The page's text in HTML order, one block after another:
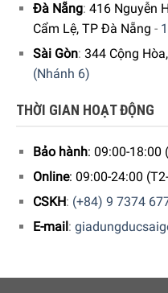
Đà Nẵng: 416 Nguyễn
Cẩm Lệ, TP Đà Nẵng -
Sài Gòn: 344 Cộng
(Nhánh 6)
THỜI GIAN HOẠT ĐỘNG
Bảo hành: 09:00-18:00
Online: 09:00-24:00
CSKH: (+84) 9 7374
E-mail :